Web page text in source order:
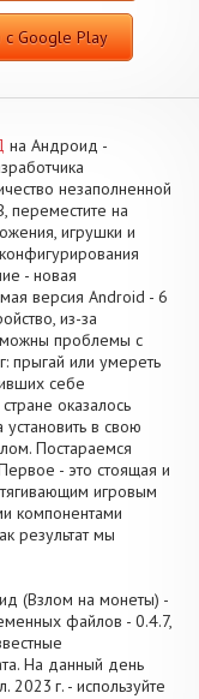
с Google Play
на Андроид -
незаполненной
переместите на
игрушки и
- новая
версия Android - 6
из-за
проблемы с
прыгай или умереть
себе
оказалось
в свою
Постараемся
- это стоящая и
игровым
компонентами
результат мы
(Взлом на монеты) -
файлов - 0.4.7,
На данный день
г. - используйте